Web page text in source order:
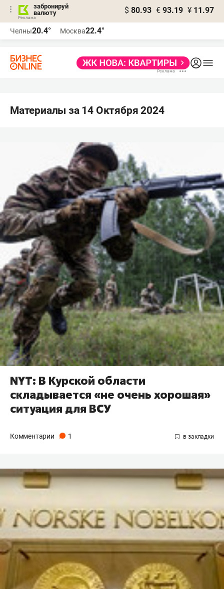
забронируй
валюту
$ 80.93 € 93.19 ¥ 11.97
Челны20.4° Москва22.4°
Материалы за 14 Октября 2024
NYT: В Курской области
складывается «не очень хорошая»
ситуация для ВСУ
Комментарии 1